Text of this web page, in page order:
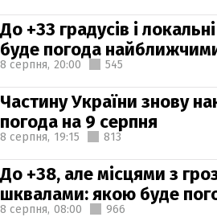
До +33 градусів і
буде погода
8 серпня, 20:00 545
Частину України знову
погода на 9 серпня
8 серпня, 19:15 813
До +38, але місцями з
шквалами: якою буде
8 серпня, 08:00 966